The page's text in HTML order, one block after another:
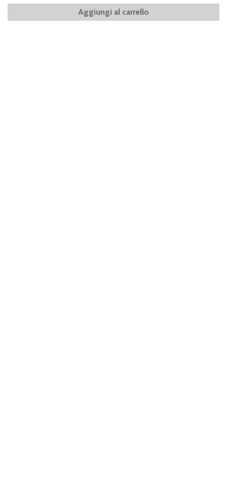
Aggiungi al carrello